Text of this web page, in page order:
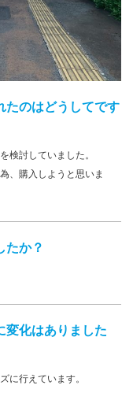
たのはどうしてです
検討していました。
、購入しようと思いま
たか？
変化はありました
に行えています。